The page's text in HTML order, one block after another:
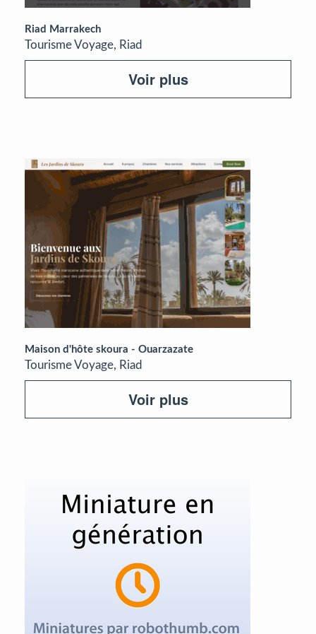
Riad Marrakech
Tourisme Voyage, Riad
Voir plus
Maison d'hôte skoura - Ouarzazate
Tourisme Voyage, Riad
Voir plus